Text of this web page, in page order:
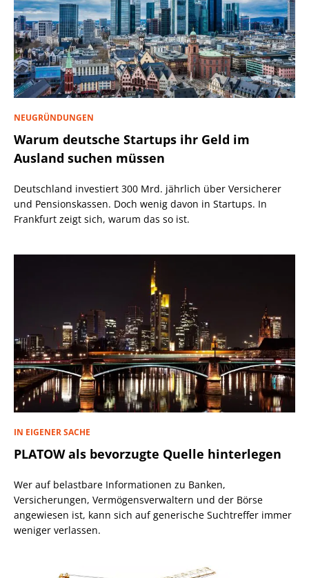
NEUGRÜNDUNGEN
Warum deutsche Startups ihr Geld im
Ausland suchen müssen
Deutschland investiert 300 Mrd. jährlich über Versicherer
und Pensionskassen. Doch wenig davon in Startups. In
Frankfurt zeigt sich, warum das so ist.
IN EIGENER SACHE
PLATOW als bevorzugte Quelle hinterlegen
Wer auf belastbare Informationen zu Banken,
Versicherungen, Vermögensverwaltern und der Börse
angewiesen ist, kann sich auf generische Suchtreffer immer
weniger verlassen.